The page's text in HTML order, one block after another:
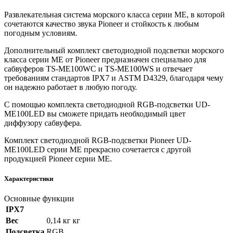
Развлекательная система морского класса серии ME, в которой
сочетаются качество звука Pioneer и стойкость к любым
погодным условиям.
Дополнительный комплект светодиодной подсветки морского
класса серии ME от Pioneer предназначен специально для
сабвуферов TS-ME100WC и TS-ME100WS и отвечает
требованиям стандартов IPX7 и ASTM D4329, благодаря чему
он надежно работает в любую погоду.
С помощью комплекта светодиодной RGB-подсветки UD-
ME100LED вы сможете придать необходимый цвет
диффузору сабвуфера.
Комплект светодиодной RGB-подсветки Pioneer UD-
ME100LED серии ME прекрасно сочетается с другой
продукцией Pioneer серии ME.
Характеристики
Основные функции
IPX7
Вес
0,14 кг кг